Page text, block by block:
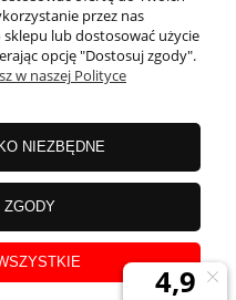
przez nas
lub dostosować użycie
opcję "Dostosuj zgody".
w naszej Polityce
NIEZBĘDNE
ZGODY